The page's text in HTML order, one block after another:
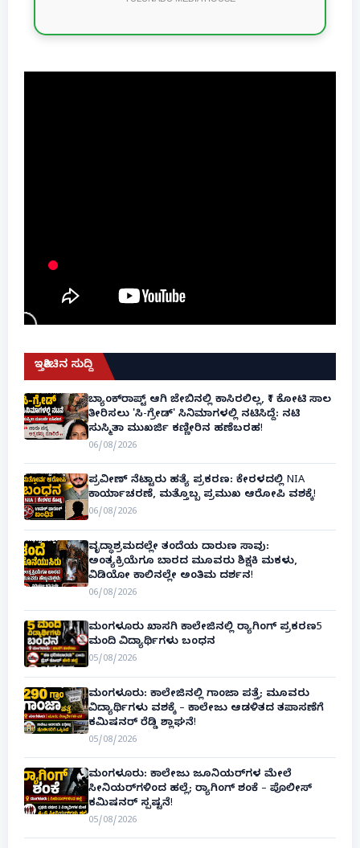
ಇತ್ತೀಚಿನ ಸುದ್ದಿ
ಬ್ಯಾಂಕ್‌ರಾಪ್ಟ್‌ ಆಗಿ ಜೇಬಿನಲ್ಲಿ ಕಾಸಿರಲಿಲ್ಲ, ₹1 ಕೋಟಿ ಸಾಲ
ತೀರಿಸಲು 'ಸಿ-ಗ್ರೇಡ್' ಸಿನಿಮಾಗಳಲ್ಲಿ ನಟಿಸಿದ್ದೆ: ನಟಿ
ಸುಸ್ಮಿತಾ ಮುಖರ್ಜಿ ಕಣ್ಣೀರಿನ ಹಣೆಬರಹ!
06/08/2026
ಪ್ರವೀಣ್ ನೆಟ್ಟಾರು ಹತ್ಯೆ ಪ್ರಕರಣ: ಕೇರಳದಲ್ಲಿ NIA
ಕಾರ್ಯಾಚರಣೆ, ಮತ್ತೊಬ್ಬ ಪ್ರಮುಖ ಆರೋಪಿ ವಶಕ್ಕೆ!
06/08/2026
ವೃದ್ಧಾಶ್ರಮದಲ್ಲೇ ತಂದೆಯ ದಾರುಣ ಸಾವು:
ಅಂತ್ಯಕ್ರಿಯೆಗೂ ಬಾರದ ಮೂವರು ಶಿಕ್ಷಕಿ ಮಕಳು,
ವಿಡಿಯೋ ಕಾಲಿನಲ್ಲೇ ಅಂತಿಮ ದರ್ಶನ!
06/08/2026
ಮಂಗಳೂರು ಖಾಸಗಿ ಕಾಲೇಜಿನಲ್ಲಿ ರ‌್ಯಾಗಿಂಗ್ ಪ್ರಕರಣ5
ಮಂದಿ ವಿದ್ಯಾರ್ಥಿಗಳು ಬಂಧನ
05/08/2026
ಮಂಗಳೂರು: ಕಾಲೇಜಿನಲ್ಲಿ ಗಾಂಜಾ ಪತ್ತೆ; ಮೂವರು
ವಿದ್ಯಾರ್ಥಿಗಳು ವಶಕ್ಕೆ – ಕಾಲೇಜು ಆಡಳಿತದ ತಪಾಸಣೆಗೆ
ಕಮಿಷನರ್ ರೆಡ್ಡಿ ಶ್ಲಾಘನೆ!
05/08/2026
ಮಂಗಳೂರು: ಕಾಲೇಜು ಜೂನಿಯರ್‌ಗಳ ಮೇಲೆ
ಸೀನಿಯರ್‌ಗಳಿಂದ ಹಲ್ಲೆ; ರ‌್ಯಾಗಿಂಗ್ ಶಂಕೆ – ಪೊಲೀಸ್
ಕಮಿಷನರ್ ಸ್ಪಷ್ಟನೆ!
05/08/2026